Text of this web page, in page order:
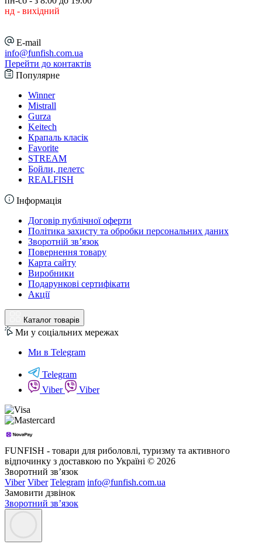
нд - вихідний
E-mail
info@funfish.com.ua
Перейти до контактів
Популярне
Winner
Mistrall
Gurza
Keitech
Крапаль класік
Favorite
STREAM
Бойли, пелетс
REALFISH
Інформація
Договір публічної оферти
Політика захисту та обробки персональних даних
Зворотній зв’язок
Повернення товару
Карта сайту
Виробники
Подарункові сертифікати
Акції
Каталог товарів
Ми у соціальних мережах
Ми в Telegram
Telegram
Viber
Viber
FUNFISH - товари для риболовлі, туризму та активного
відпочинку з доставкою по Україні © 2026
Зворотний зв’язок
Viber Viber Telegram info@funfish.com.ua
Замовити дзвінок
Зворотний зв’язок